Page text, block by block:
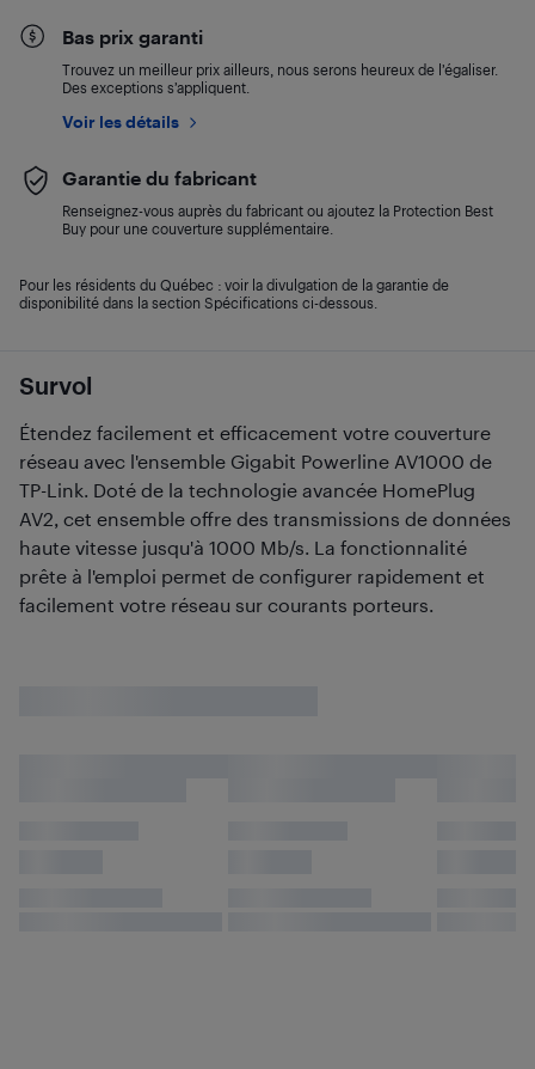
Survol
Étendez facilement et efficacement votre couverture
réseau avec l'ensemble Gigabit Powerline AV1000 de
TP-Link. Doté de la technologie avancée HomePlug
AV2, cet ensemble offre des transmissions de données
haute vitesse jusqu'à 1000 Mb/s. La fonctionnalité
prête à l'emploi permet de configurer rapidement et
facilement votre réseau sur courants porteurs.
Bas prix garanti
Trouvez un meilleur prix ailleurs, nous serons heureux de l’égaliser.
Des exceptions s’appliquent.
Voir les détails
Garantie du fabricant
Renseignez-vous auprès du fabricant ou ajoutez la Protection Best
Buy pour une couverture supplémentaire.
Pour les résidents du Québec : voir la divulgation de la garantie de
disponibilité dans la section Spécifications ci-dessous.